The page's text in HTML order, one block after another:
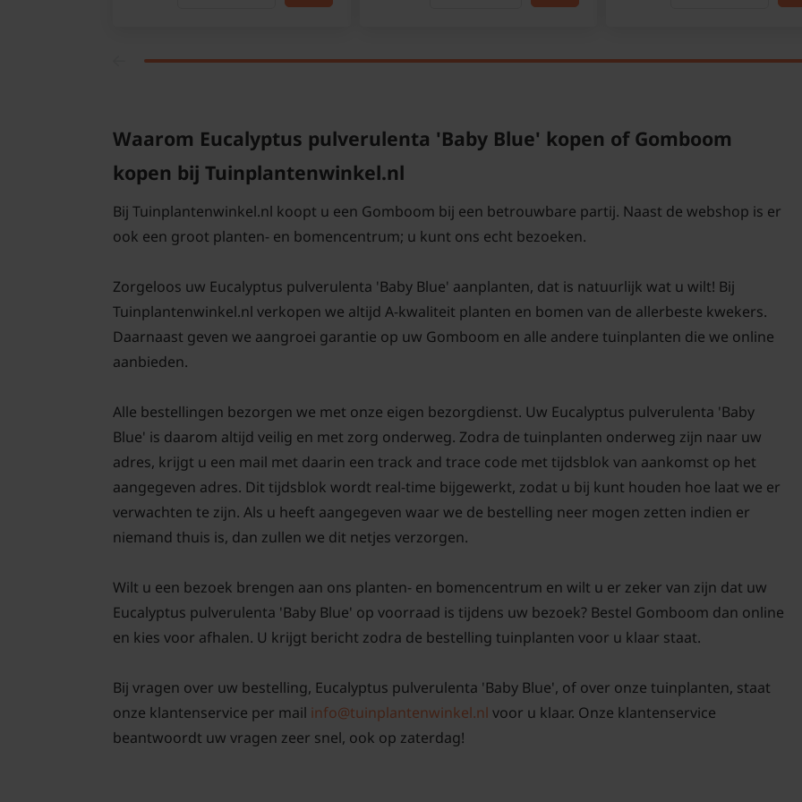
onthouden dat deze
Waarom Eucalyptus pulverulenta 'Baby Blue' kopen of Gomboom
kopen bij Tuinplantenwinkel.nl
Bij Tuinplantenwinkel.nl koopt u een Gomboom bij een betrouwbare partij. Naast de webshop is er
ook een groot planten- en bomencentrum; u kunt ons echt bezoeken.
Zorgeloos uw Eucalyptus pulverulenta 'Baby Blue' aanplanten, dat is natuurlijk wat u wilt! Bij
Tuinplantenwinkel.nl verkopen we altijd A-kwaliteit planten en bomen van de allerbeste kwekers.
Daarnaast geven we aangroei garantie op uw Gomboom en alle andere tuinplanten die we online
aanbieden.
Alle bestellingen bezorgen we met onze eigen bezorgdienst. Uw Eucalyptus pulverulenta 'Baby
Blue' is daarom altijd veilig en met zorg onderweg. Zodra de tuinplanten onderweg zijn naar uw
adres, krijgt u een mail met daarin een track and trace code met tijdsblok van aankomst op het
aangegeven adres. Dit tijdsblok wordt real-time bijgewerkt, zodat u bij kunt houden hoe laat we er
verwachten te zijn. Als u heeft aangegeven waar we de bestelling neer mogen zetten indien er
niemand thuis is, dan zullen we dit netjes verzorgen.
Wilt u een bezoek brengen aan ons planten- en bomencentrum en wilt u er zeker van zijn dat uw
Eucalyptus pulverulenta 'Baby Blue' op voorraad is tijdens uw bezoek? Bestel Gomboom dan online
en kies voor afhalen. U krijgt bericht zodra de bestelling tuinplanten voor u klaar staat.
Bij vragen over uw bestelling, Eucalyptus pulverulenta 'Baby Blue', of over onze tuinplanten, staat
onze klantenservice per mail info@tuinplantenwinkel.nl voor u klaar. Onze klantenservice
beantwoordt uw vragen zeer snel, ook op zaterdag!